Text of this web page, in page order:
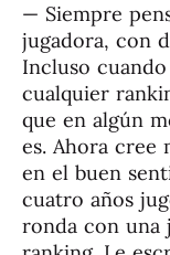
— Siempre
jugadora, con
Incluso cuando
cualquier
que en algún
es. Ahora cree
en el buen
cuatro años
ronda con una